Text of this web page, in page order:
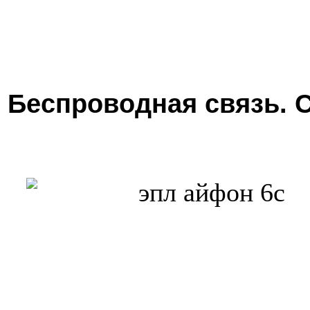
Беспроводная связь.